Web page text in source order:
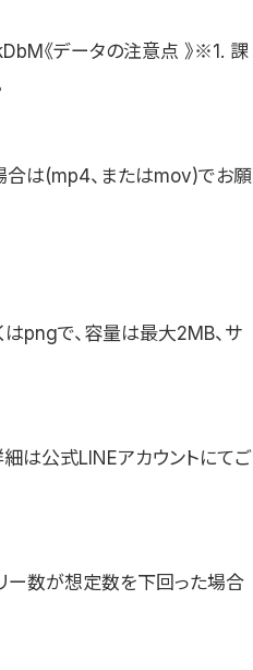
《データの注意点 》※1. 課
は(mp4、またはmov)でお願
はpngで、容量は最大2MB、サ
は公式LINEアカウントにてご
ー数が想定数を下回った場合